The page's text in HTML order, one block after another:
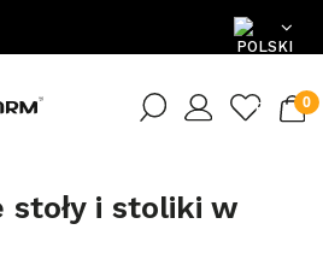
EN
PL
stoły i stoliki w